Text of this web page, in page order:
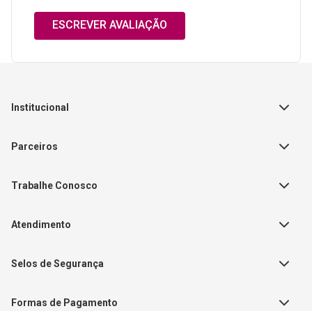
ESCREVER AVALIAÇÃO
Institucional
Política de Vendas
Catálogos de Produtos
Parceiros
Editorial Patmos
FAECAD
Trabalhe Conosco
Nossas Lojas
Atendimento
17:30h
WhatsApp:
Selos de Segurança
Formas de Pagamento